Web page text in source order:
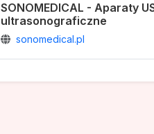
SONOMEDICAL - Aparaty
ultrasonograficzne
sonomedical.pl